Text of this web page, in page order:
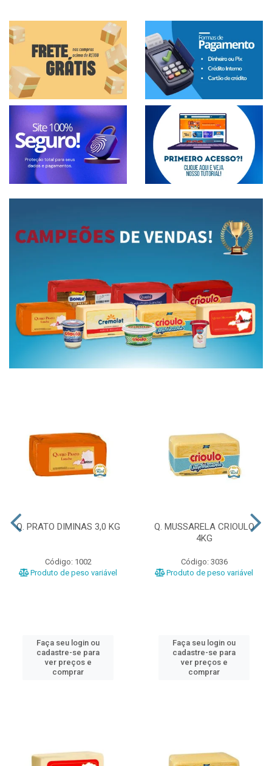
Q. PRATO DIMINAS 3,0 KG
Código: 1002
Produto de peso variável
Faça seu login ou
cadastre-se para
ver preços e
comprar
Q. MUSSARELA CRIOULO
4KG
Código: 3036
Produto de peso variável
Faça seu login ou
cadastre-se para
ver preços e
comprar